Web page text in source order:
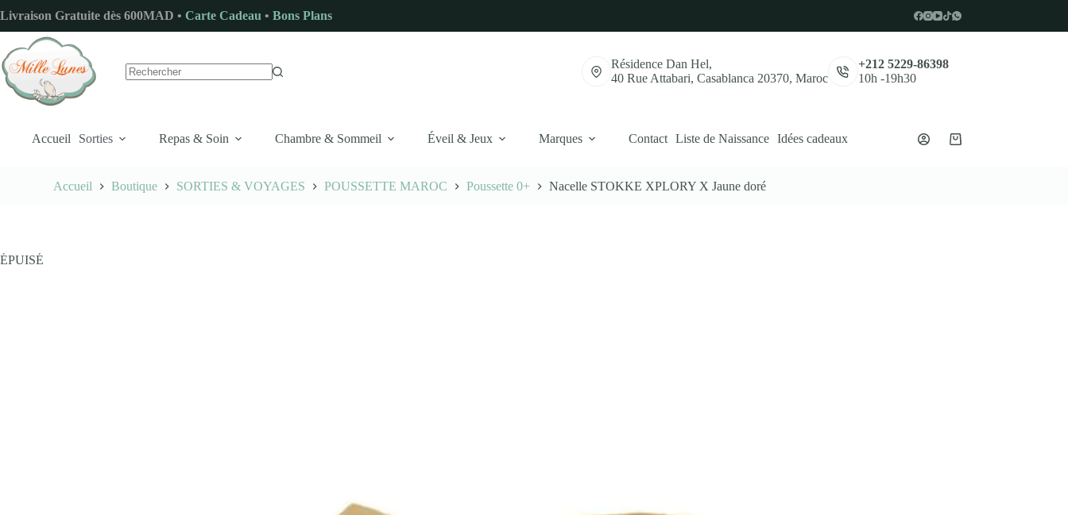
au
contenu
Livraison Gratuite dès 600MAD • Carte Cadeau • Bons Plans
Résidence Dan Hel,
40 Rue Attabari, Casablanca 20370, Maroc
+212 5229-86398
10h -19h30
Accueil Sorties Repas & Soin Chambre & Sommeil Éveil & Jeux Marques Contact Liste de Naissance Idées cadeaux
Panier
Accueil Boutique SORTIES & VOYAGES POUSSETTE MAROC Poussette 0+ Nacelle STOKKE XPLORY X Jaune doré
ÉPUISÉ